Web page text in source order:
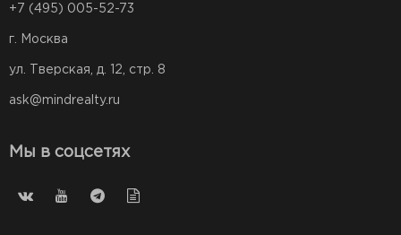
+7 (495) 005-52-73
г. Москва
ул. Тверская, д. 12, стр. 8
ask@mindrealty.ru
Мы в соцсетях